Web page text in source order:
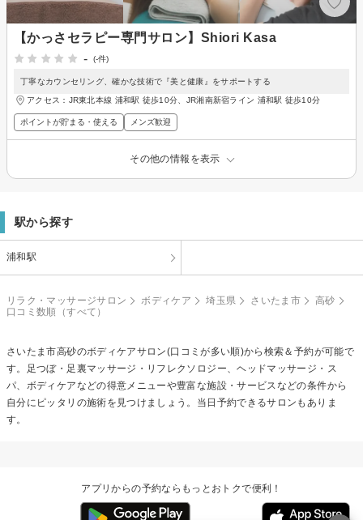
【かっさセラピー専門サロン】Shiori Kasa
-
(-件)
丁寧なカウンセリング、確かな技術で『美と健康』をサポートする
アクセス：JR東北本線 浦和駅 徒歩10分、JR湘南新宿ライン 浦和駅 徒歩10分
ポイントが貯まる・使える メンズ歓迎
その他の情報を表示
駅から探す
浦和駅
リラク・マッサージサロン ボディケア 埼玉県 さいたま市
高砂
口コミ数順（すべて）
さいたま市高砂のボディケアサロン(口コミが多い順)から検索＆予約が可能で
す。足つぼ・足裏マッサージ・リフレクソロジー、ヘッドマッサージ・ス
パ、ボディケアなどの得意メニューや豊富な施設・サービスなどの条件から
自分にピッタリの施術を見つけましょう。当日予約できるサロンもありま
す。
アプリからの予約ならもっとおトクで便利！